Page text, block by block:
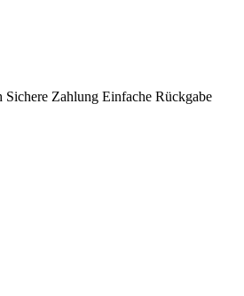
Sichere Zahlung Einfache Rückgabe